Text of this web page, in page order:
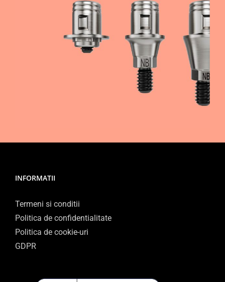
INFORMATII
Termeni si conditii
Politica de confidentialitate
Politica de cookie-uri
GDPR